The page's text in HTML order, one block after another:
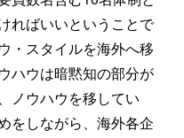
ればいいということで
・スタイルを海外へ移
ハウは暗黙知の部分が
ノウハウを移してい
をしながら、海外各企